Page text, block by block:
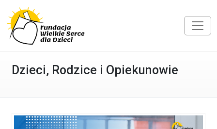
Dzieci, Rodzice i Opiekunowie